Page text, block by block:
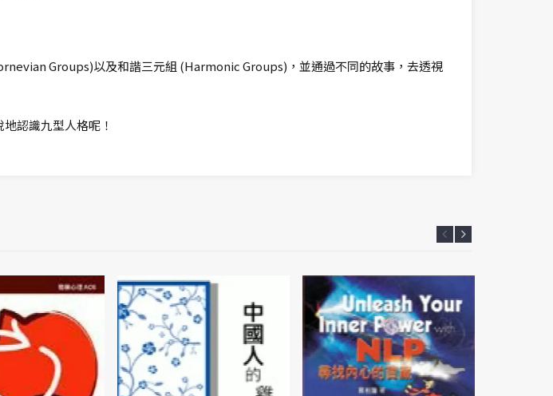
Groups)以及和諧三元組 (Harmonic Groups)，並通過不同的故事，去透視
認識九型人格呢！